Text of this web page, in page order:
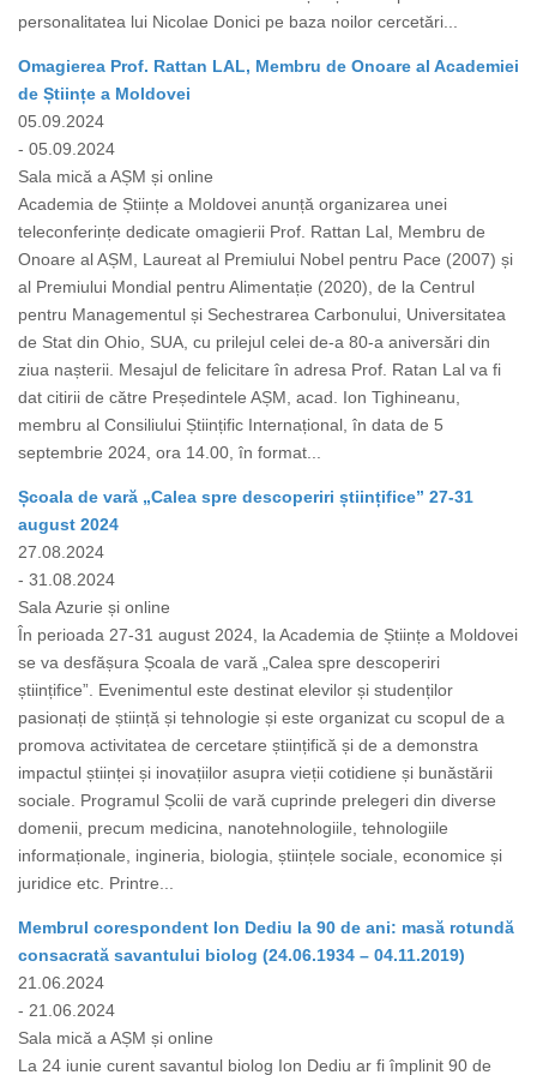
personalitatea lui Nicolae Donici pe baza noilor cercetări...
Omagierea Prof. Rattan LAL, Membru de Onoare al Academiei
de Științe a Moldovei
05.09.2024
- 05.09.2024
Sala mică a AȘM și online
Academia de Științe a Moldovei anunță organizarea unei
teleconferințe dedicate omagierii Prof. Rattan Lal, Membru de
Onoare al AȘM, Laureat al Premiului Nobel pentru Pace (2007) și
al Premiului Mondial pentru Alimentație (2020), de la Centrul
pentru Managementul și Sechestrarea Carbonului, Universitatea
de Stat din Ohio, SUA, cu prilejul celei de-a 80-a aniversări din
ziua nașterii. Mesajul de felicitare în adresa Prof. Ratan Lal va fi
dat citirii de către Președintele AȘM, acad. Ion Tighineanu,
membru al Consiliului Științific Internațional, în data de 5
septembrie 2024, ora 14.00, în format...
Școala de vară „Calea spre descoperiri științifice” 27-31
august 2024
27.08.2024
- 31.08.2024
Sala Azurie și online
În perioada 27-31 august 2024, la Academia de Științe a Moldovei
se va desfășura Școala de vară „Calea spre descoperiri
științifice”. Evenimentul este destinat elevilor și studenților
pasionați de știință și tehnologie și este organizat cu scopul de a
promova activitatea de cercetare științifică și de a demonstra
impactul științei și inovațiilor asupra vieții cotidiene și bunăstării
sociale. Programul Școlii de vară cuprinde prelegeri din diverse
domenii, precum medicina, nanotehnologiile, tehnologiile
informaționale, ingineria, biologia, științele sociale, economice și
juridice etc. Printre...
Membrul corespondent Ion Dediu la 90 de ani: masă rotundă
consacrată savantului biolog (24.06.1934 – 04.11.2019)
21.06.2024
- 21.06.2024
Sala mică a AȘM și online
La 24 iunie curent savantul biolog Ion Dediu ar fi împlinit 90 de